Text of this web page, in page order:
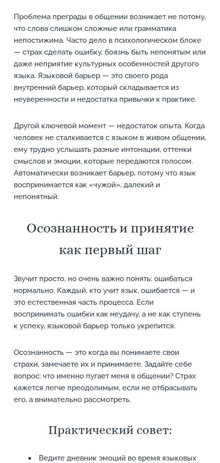
Проблема преграды в общении возникает не потому,
что слова слишком сложные или грамматика
непостижима. Часто дело в психологическом блоке
— страх сделать ошибку, боязнь быть непонятым или
даже неприятие культурных особенностей другого
языка. Языковой барьер — это своего рода
внутренний барьер, который складывается из
неуверенности и недостатка привычки к практике.
Другой ключевой момент — недостаток опыта. Когда
человек не сталкивается с языком в живом общении,
ему трудно услышать разные интонации, оттенки
смыслов и эмоции, которые передаются голосом.
Автоматически возникает барьер, потому что язык
воспринимается как «чужой», далекий и
непонятный.
Осознанность и принятие
как первый шаг
Звучит просто, но очень важно понять: ошибаться
нормально. Каждый, кто учит язык, ошибается — и
это естественная часть процесса. Если
воспринимать ошибки как неудачу, а не как ступень
к успеху, языковой барьер только укрепится.
Осознанность — это когда вы понимаете свои
страхи, замечаете их и принимаете. Задайте себе
вопрос: что именно пугает меня в общении? Страх
кажется легче преодолимым, если не отбрасывать
его, а внимательно рассмотреть.
Практический совет:
Ведите дневник эмоций во время языковых